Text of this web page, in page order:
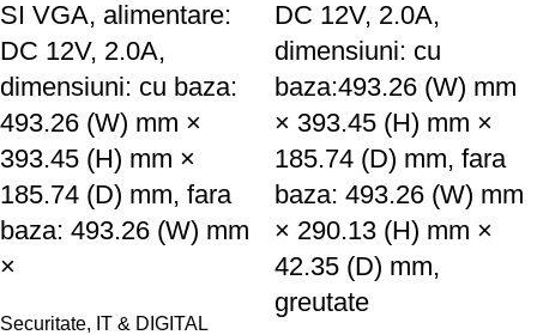
SI VGA, alimentare:
DC 12V, 2.0A,
dimensiuni: cu baza:
493.26 (W) mm ×
393.45 (H) mm ×
185.74 (D) mm, fara
baza: 493.26 (W) mm
×
Securitate, IT & DIGITAL
DC 12V, 2.0A,
dimensiuni: cu
baza:493.26 (W) mm
× 393.45 (H) mm ×
185.74 (D) mm, fara
baza: 493.26 (W) mm
× 290.13 (H) mm ×
42.35 (D) mm,
greutate